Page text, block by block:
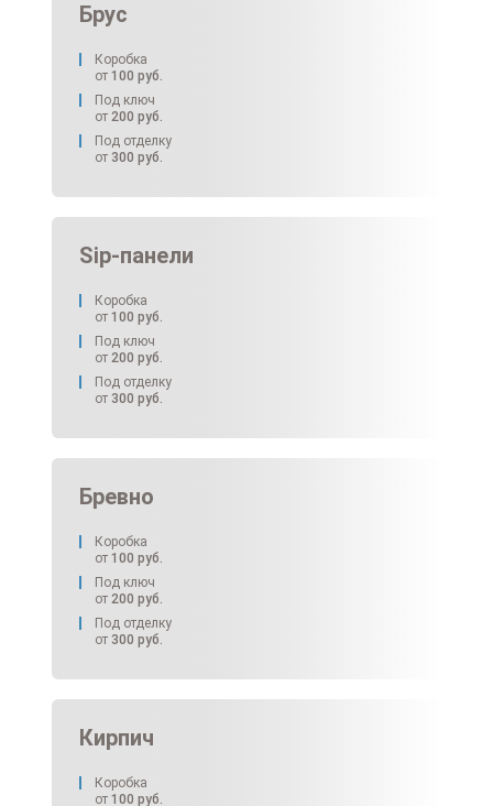
Брус
Коробка
от 100 руб.
Под ключ
от 200 руб.
Под отделку
от 300 руб.
Sip-панели
Коробка
от 100 руб.
Под ключ
от 200 руб.
Под отделку
от 300 руб.
Бревно
Коробка
от 100 руб.
Под ключ
от 200 руб.
Под отделку
от 300 руб.
Кирпич
Коробка
от 100 руб.